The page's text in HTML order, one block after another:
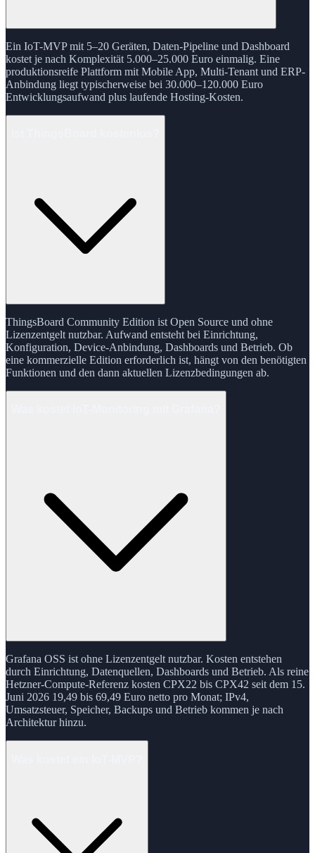
Ein IoT-MVP mit 5–20 Geräten, Daten-Pipeline und Dashboard
kostet je nach Komplexität 5.000–25.000 Euro einmalig. Eine
produktionsreife Plattform mit Mobile App, Multi-Tenant und ERP-
Anbindung liegt typischerweise bei 30.000–120.000 Euro
Entwicklungsaufwand plus laufende Hosting-Kosten.
ThingsBoard Community Edition ist Open Source und ohne
Lizenzentgelt nutzbar. Aufwand entsteht bei Einrichtung,
Konfiguration, Device-Anbindung, Dashboards und Betrieb. Ob
eine kommerzielle Edition erforderlich ist, hängt von den benötigten
Funktionen und den dann aktuellen Lizenzbedingungen ab.
Grafana OSS ist ohne Lizenzentgelt nutzbar. Kosten entstehen
durch Einrichtung, Datenquellen, Dashboards und Betrieb. Als reine
Hetzner-Compute-Referenz kosten CPX22 bis CPX42 seit dem 15.
Juni 2026 19,49 bis 69,49 Euro netto pro Monat; IPv4,
Umsatzsteuer, Speicher, Backups und Betrieb kommen je nach
Architektur hinzu.